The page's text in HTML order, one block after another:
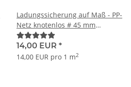
Ladungssicherung auf Maß - PP-
Netz knotenlos # 45 mm
Maschenweite Ø 5 mm
Garnstärke
14,00 EUR *
14,00 EUR pro 1 m2